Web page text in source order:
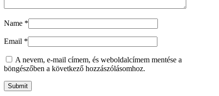
Name *
Email *
A nevem, e-mail címem, és weboldalcímem mentése a
böngészőben a következő hozzászólásomhoz.